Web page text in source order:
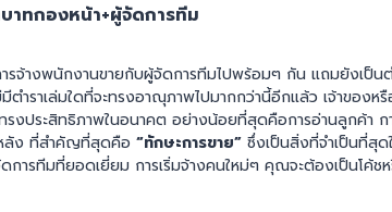
ทกองหน้า+ผู้จัดการทีม
รจ้างพนักงานขายกับผู้จัดการทีมไปพร้อมๆ กัน แถมยังเป็น
ำราเล่มใดที่จะทรงอาณุภาพไปมากกว่านี้อีกแล้ว เจ้าของห
งประสิทธิภาพในอนาคต อย่างน้อยที่สุดคือการอ่านลูกค้า ก
หลัง ที่สำคัญที่สุดคือ “ทักษะการขาย” ซึ่งเป็นสิ่งที่จำเป็นที่สุ
ารทีมที่ยอดเยี่ยม การเริ่มจ้างคนใหม่ๆ คุณจะต้องเป็นโค้ช